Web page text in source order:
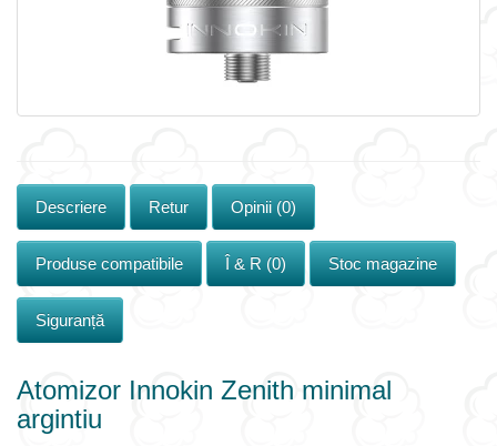
Descriere Retur Opinii (0)
Produse compatibile Î & R (0) Stoc magazine
Siguranță
Atomizor Innokin Zenith minimal
argintiu